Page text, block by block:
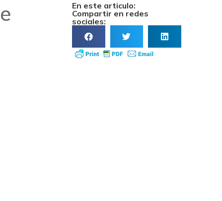
En este articulo:
Compartir en redes
sociales: